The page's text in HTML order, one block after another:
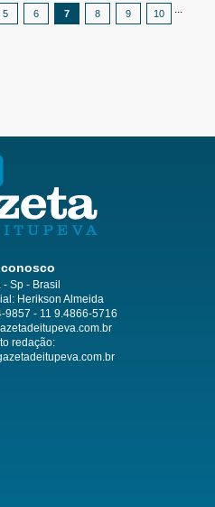
5 6 7 8 9
10
- Sp - Brasil
Herikson Almeida
9857 - 11 9.4866-5716
redação: